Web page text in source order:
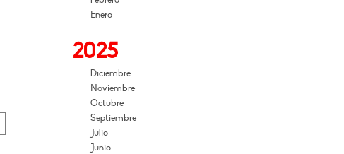
Enero
2025
Diciembre
Noviembre
Octubre
Septiembre
Julio
Junio